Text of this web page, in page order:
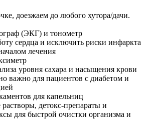
доезжаем до любого хутора/дачи.
(ЭКГ) и тонометр
сердца и исключить риски инфаркта
лечения
уровня сахара и насыщения крови
важно для пациентов с диабетом и
для капельниц
детокс-препараты и
для быстрой очистки организма и